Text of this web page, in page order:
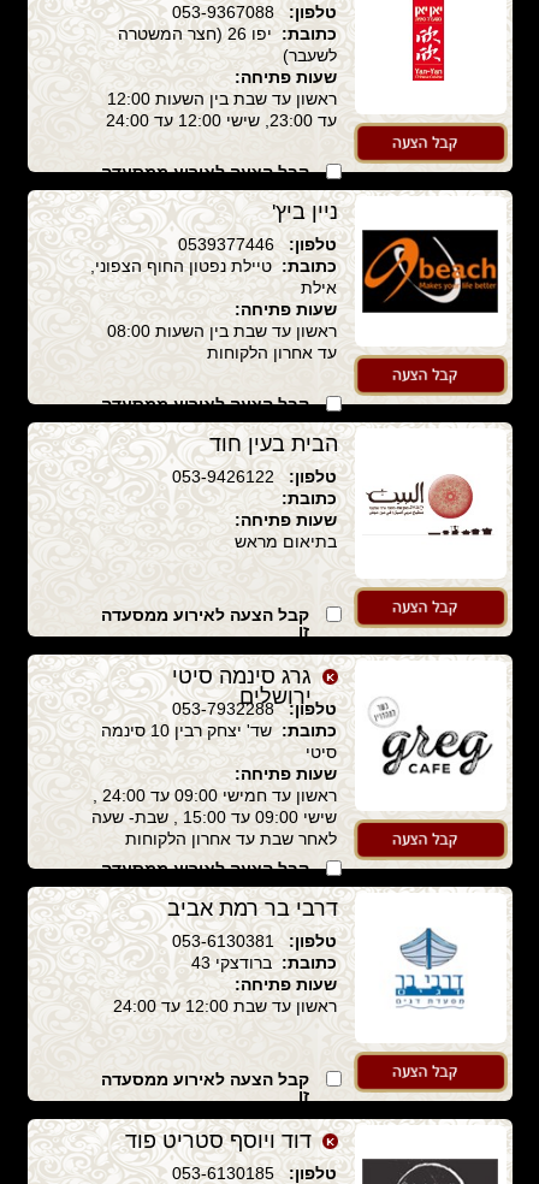
טלפון:053-9367088
כתובת:
יפו 26 (חצר המשטרה
לשעבר)
שעות פתיחה:
ראשון עד שבת בין השעות 12:00
עד 23:00, שישי 12:00 עד 24:00
קבל הצעה לאירוע ממסעדה
זו
ניין ביץ'
טלפון:0539377446
כתובת: טיילת נפטון החוף הצפוני,
אילת
שעות פתיחה:
ראשון עד שבת בין השעות 08:00
עד אחרון הלקוחות
קבל הצעה לאירוע ממסעדה
זו
הבית בעין חוד
טלפון:053-9426122
כתובת:
שעות פתיחה:
בתיאום מראש
קבל הצעה לאירוע ממסעדה
זו
גרג סינמה סיטי
ירושלים
טלפון:053-7932288
כתובת:
שד' יצחק רבין 10 סינמה
סיטי
שעות פתיחה:
ראשון עד חמישי 09:00 עד 24:00 ,
שישי 09:00 עד 15:00 , שבת- שעה
לאחר שבת עד אחרון הלקוחות
קבל הצעה לאירוע ממסעדה
זו
דרבי בר רמת אביב
טלפון:053-6130381
כתובת: ברודצקי 43
שעות פתיחה:
ראשון עד שבת 12:00 עד 24:00
קבל הצעה לאירוע ממסעדה
זו
דוד ויוסף סטריט פוד
טלפון:053-6130185